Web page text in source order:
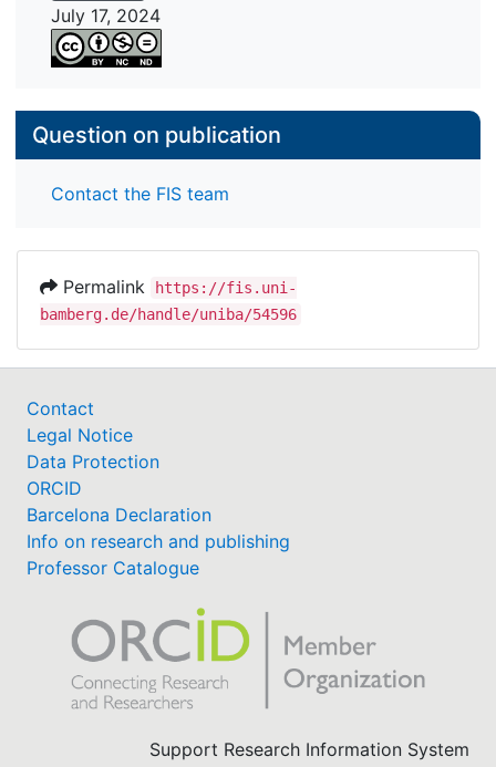
July 17, 2024
Question on publication
Contact the FIS team
Permalink
https://fis.uni-
bamberg.de/handle/uniba/54596
Contact
Legal Notice
Data Protection
ORCID
Barcelona Declaration
Info on research and publishing
Professor Catalogue
Support Research Information System